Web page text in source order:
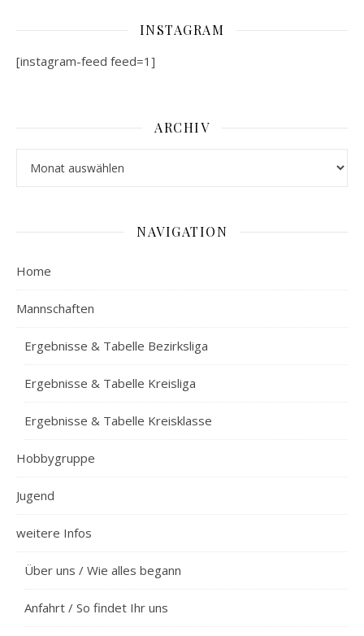
INSTAGRAM
[instagram-feed feed=1]
ARCHIV
NAVIGATION
Home
Mannschaften
Ergebnisse & Tabelle Bezirksliga
Ergebnisse & Tabelle Kreisliga
Ergebnisse & Tabelle Kreisklasse
Hobbygruppe
Jugend
weitere Infos
Über uns / Wie alles begann
Anfahrt / So findet Ihr uns